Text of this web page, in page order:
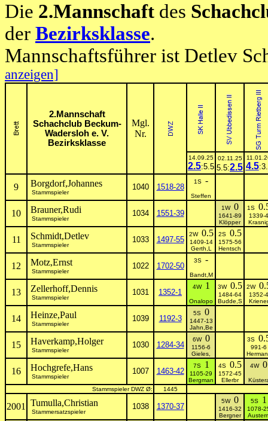
Die 2.Mannschaft des
der Bezirksklasse.
Mannschaftsführer ist Detlev
anzeigen]
2.Mannschaft
Schachclub Beckum-
Wadersloh e. V.
Bezirksklasse
Mgl.
Nr.
14.09.25
2.5:5.5
02.11.25
5.5:2.5 4.5
9 Borgdorf,Johannes
Stammspieler
1040 1518-28
1S -
Steffen
10 Brauner,Rudi
Stammspieler
1034 1551-39
1W 0
1641-89
Klöpper
1S
1339-4
11 Schmidt,Detlev
Stammspieler
1033 1497-55
2W 0.5
1409-14
Gerth,L
2S 0.5
1575-56
Hentsch
12 Motz,Ernst
Stammspieler
1022 1702-50
3S -
Bandt,M
13 Zellerhoff,Dennis
Stammspieler
1031 1352-1
4W 1
Onalopo
3W 0.5
1484-64
Budde,S
2W
1352-4
Kriener
14 Heinze,Paul
Stammspieler
1039 1192-3
5S 0
1447-13
Jahn,Be
15 Haverkamp,Holger
Stammspieler
1030 1284-34
6W 0
1156-6
Gieles,
3S
991-6
16 Hochgrefe,Hans
Stammspieler
1007 1463-42
7S 1
1105-29
Bergman
4S 0.5
1572-45
Ellerbr
4W 0
Stammspieler DWZ Ø:
1445
2001 Tumulla,Christian
Stammersatzspieler
1038 1370-37
5W 0
1416-32
Bergner
5S 1
1078-